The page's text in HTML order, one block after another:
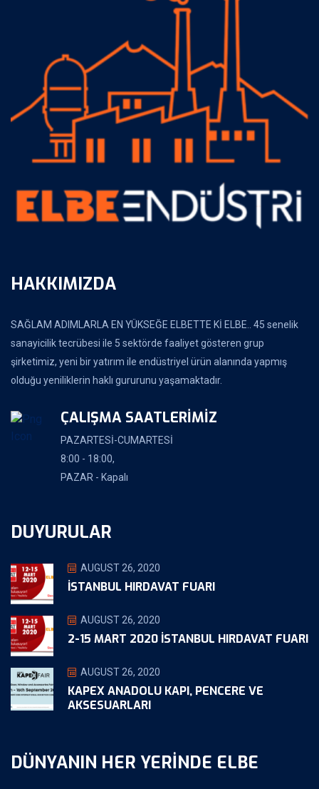
HAKKIMIZDA
SAĞLAM ADIMLARLA EN YÜKSEĞE ELBETTE Kİ ELBE.. 45 senelik
sanayicilik tecrübesi ile 5 sektörde faaliyet gösteren grup
şirketimiz, yeni bir yatırım ile endüstriyel ürün alanında yapmış
olduğu yeniliklerin haklı gururunu yaşamaktadır.
ÇALIŞMA SAATLERİMİZ
PAZARTESİ-CUMARTESİ
8:00 - 18:00,
PAZAR - Kapalı
DUYURULAR
AUGUST 26, 2020
İSTANBUL HIRDAVAT FUARI
AUGUST 26, 2020
2-15 MART 2020 İSTANBUL HIRDAVAT FUARI
AUGUST 26, 2020
KAPEX ANADOLU KAPI, PENCERE VE
AKSESUARLARI
DÜNYANIN HER YERİNDE ELBE